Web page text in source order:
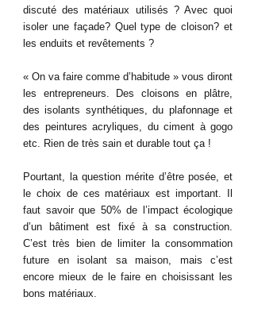
discuté des matériaux utilisés ? Avec quoi
isoler une façade? Quel type de cloison? et
les enduits et revêtements ?
« On va faire comme d’habitude » vous diront
les entrepreneurs. Des cloisons en plâtre,
des isolants synthétiques, du plafonnage et
des peintures acryliques, du ciment à gogo
etc. Rien de très sain et durable tout ça !
Pourtant, la question mérite d’être posée, et
le choix de ces matériaux est important. Il
faut savoir que 50% de l’impact écologique
d’un bâtiment est fixé à sa construction.
C’est très bien de limiter la consommation
future en isolant sa maison, mais c’est
encore mieux de le faire en choisissant les
bons matériaux.